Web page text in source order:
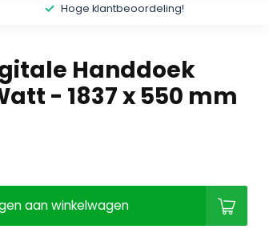
Hoge klantbeoordeling!
Handdoek
- 1837 x 550 mm
aan winkelwagen